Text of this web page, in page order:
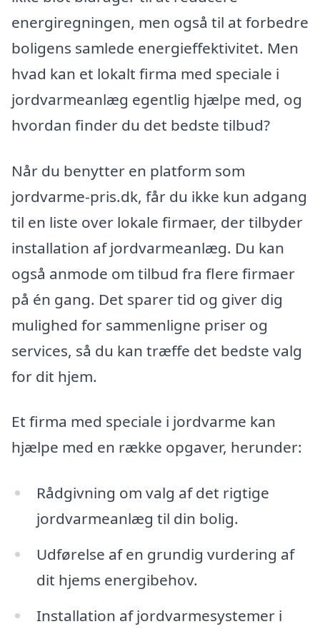
energiregningen, men også til at forbedre
boligens samlede energieffektivitet. Men
hvad kan et lokalt firma med speciale i
jordvarmeanlæg egentlig hjælpe med, og
hvordan finder du det bedste tilbud?
Når du benytter en platform som
jordvarme-pris.dk, får du ikke kun adgang
til en liste over lokale firmaer, der tilbyder
installation af jordvarmeanlæg. Du kan
også anmode om tilbud fra flere firmaer
på én gang. Det sparer tid og giver dig
mulighed for sammenligne priser og
services, så du kan træffe det bedste valg
for dit hjem.
Et firma med speciale i jordvarme kan
hjælpe med en række opgaver, herunder:
Rådgivning om valg af det rigtige
jordvarmeanlæg til din bolig.
Udførelse af en grundig vurdering af
dit hjems energibehov.
Installation af jordvarmesystemer i